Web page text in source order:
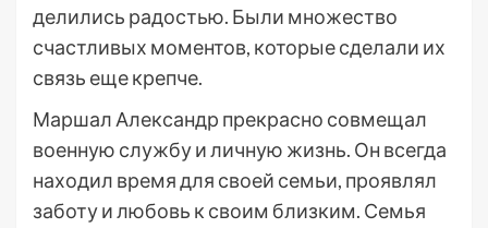
делились радостью. Были множество
счастливых моментов, которые сделали их
связь еще крепче.
Маршал Александр прекрасно совмещал
военную службу и личную жизнь. Он всегда
находил время для своей семьи, проявлял
заботу и любовь к своим близким. Семья